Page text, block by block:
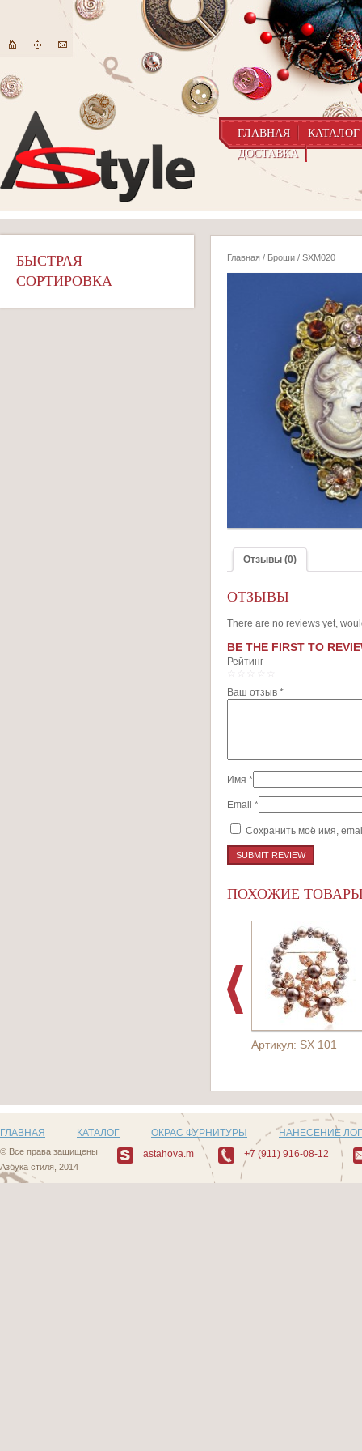
ГЛАВНАЯ
КАТАЛОГ
ДОСТАВКА
БЫСТРАЯ
СОРТИРОВКА
Главная / Броши / SXM020
Отзывы (0)
ОТЗЫВЫ
There are no reviews yet,
BE THE FIRST TO
Рейтинг
Ваш отзыв *
Имя *
Email *
Сохранить моё имя,
ПОХОЖИЕ
Артикул: SX 101
ГЛАВНАЯ КАТАЛОГ ОКРАС ФУРНИТУРЫ НАНЕСЕНИЕ
© Все права защищены
Азбука стиля, 2014
astahova.m +7 (911) 916-08-12